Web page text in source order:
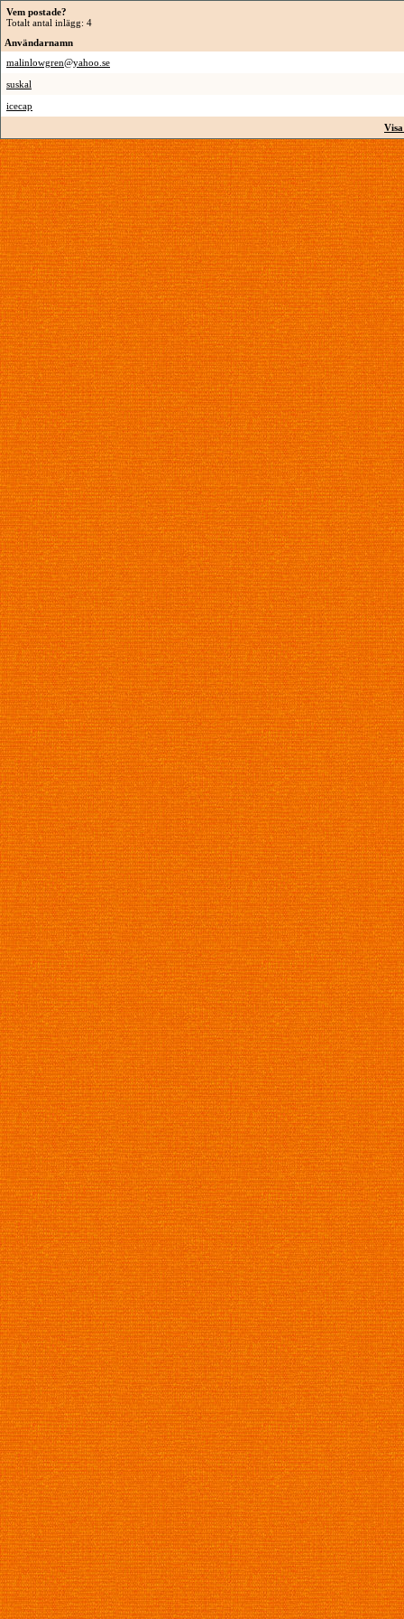
Vem postade?
Totalt antal inlägg: 4
Användarnamn
malinlowgren@yahoo.se
suskal
icecap